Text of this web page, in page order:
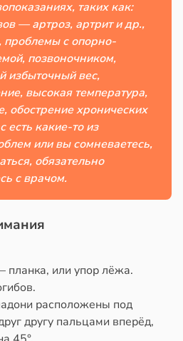
таких как:
— артроз, артрит и др.,
с опорно-
позвоночником,
избыточный вес,
высокая температура,
обострение хронических
есть какие-то из
или вы сомневаетесь,
обязательно
с врачом.
или упор лёжа.
расположены под
другу пальцами вперёд,